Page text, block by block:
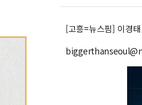
[고흥=뉴스핌] 이경